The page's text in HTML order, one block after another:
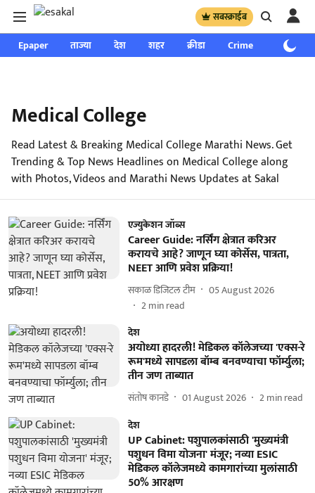
सबस्क्राईब
Epaper ताज्या देश शहर क्रीडा Crime साप्ताहिक
Medical College
Read Latest & Breaking Medical College Marathi News. Get
Trending & Top News Headlines on Medical College along
with Photos, Videos and Marathi News Updates at Sakal
एज्युकेशन जॉब्स
Career Guide: नर्सिंग क्षेत्रात करिअर
करायचे आहे? जाणून घ्या कोर्सेस, पात्रता,
NEET आणि प्रवेश प्रक्रिया!
सकाळ डिजिटल टीम
05 August 2026
2min read
देश
अयोध्या हादरली! मेडिकल कॉलेजच्या 'एक्स-रे
रूम'मध्ये सापडला बॉम्ब बनवण्याचा फॉर्म्युला;
तीन जण ताब्यात
संतोष कानडे 01 August 2026 2min read
देश
UP Cabinet: पशुपालकांसाठी 'मुख्यमंत्री
पशुधन विमा योजना' मंजूर; नव्या ESIC
मेडिकल कॉलेजमध्ये कामगारांच्या मुलांसाठी
50% आरक्षण